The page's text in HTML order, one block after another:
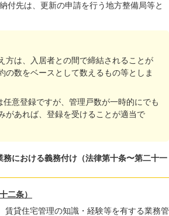
付先は、更新の申請を行う地方整備局等と
方は、入居者との間で締結されることが
の数をベースとして数えるもの等としま
任意登録ですが、管理戸数が一時的にでも
があれば、登録を受けることが適当で
務における義務付け（法律第十条〜第二十一
二条）
賃貸住宅管理の知識・経験等を有する業務管